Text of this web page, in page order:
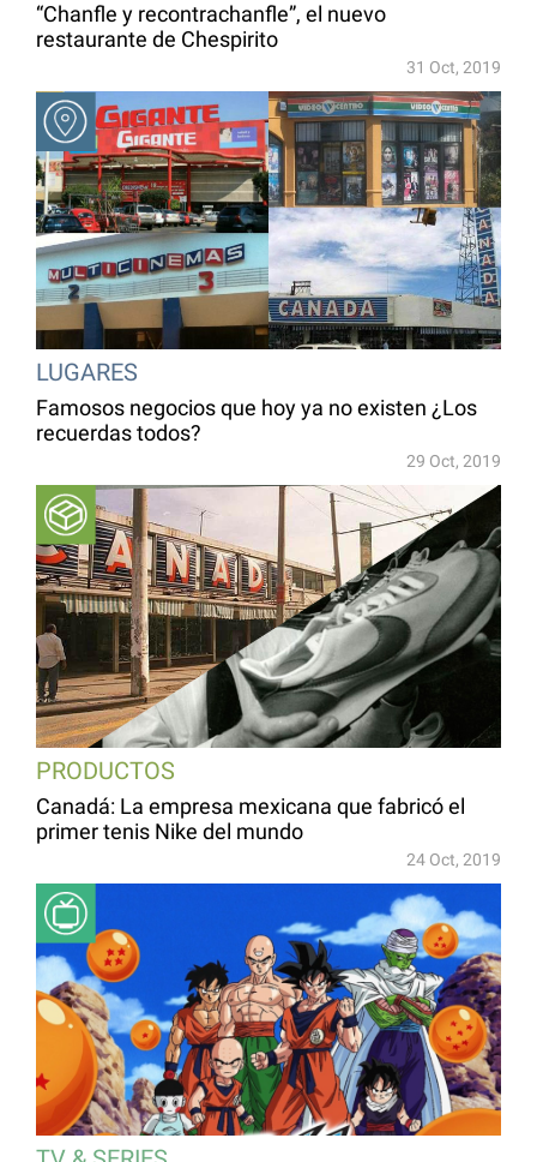
“Chanfle y recontrachanfle”, el nuevo
restaurante de Chespirito
31 Oct, 2019
LUGARES
Famosos negocios que hoy ya no existen ¿Los
recuerdas todos?
29 Oct, 2019
PRODUCTOS
Canadá: La empresa mexicana que fabricó el
primer tenis Nike del mundo
24 Oct, 2019